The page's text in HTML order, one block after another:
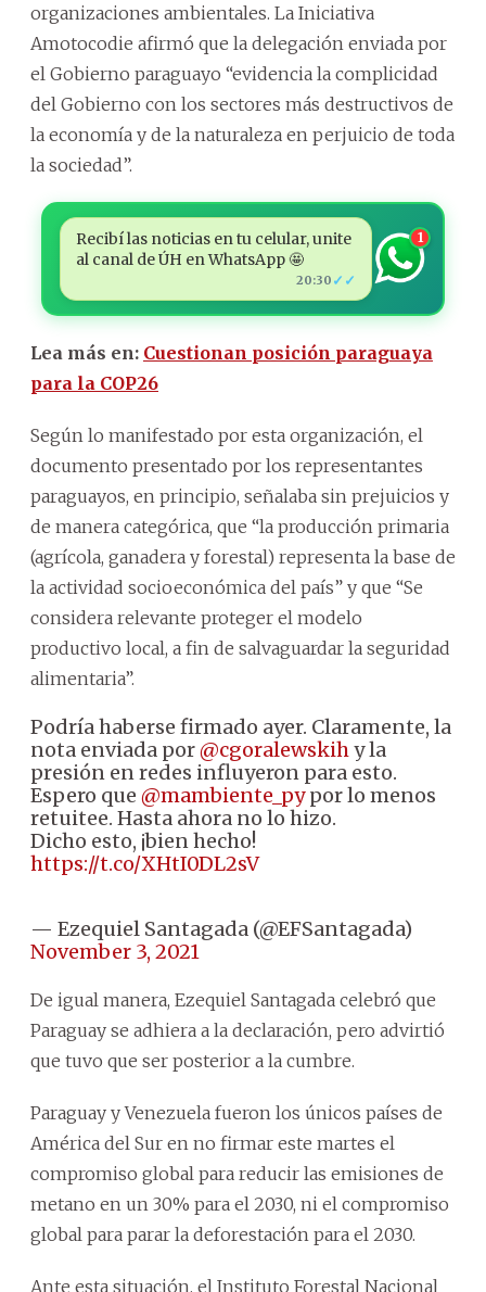
organizaciones ambientales. La Iniciativa
Amotocodie afirmó que la delegación enviada por
el Gobierno paraguayo “evidencia la complicidad
del Gobierno con los sectores más destructivos de
la economía y de la naturaleza en perjuicio de toda
la sociedad”.
Recibí las noticias en tu celular, unite
al canal de ÚH en WhatsApp 🤩
20:30 ✓✓
1
Lea más en: Cuestionan posición paraguaya
para la COP26
Según lo manifestado por esta organización, el
documento presentado por los representantes
paraguayos, en principio, señalaba sin prejuicios y
de manera categórica, que “la producción primaria
(agrícola, ganadera y forestal) representa la base de
la actividad socioeconómica del país” y que “Se
considera relevante proteger el modelo
productivo local, a fin de salvaguardar la seguridad
alimentaria”.
Podría haberse firmado ayer. Claramente, la
nota enviada por@cgoralewskihy la
presión en redes influyeron para esto.
Espero que @mambiente_pypor lo menos
retuitee. Hasta ahora no lo hizo.
Dicho esto, ¡bien hecho!
https://t.co/XHtI0DL2sV
— Ezequiel Santagada (@EFSantagada)
November 3, 2021
De igual manera, Ezequiel Santagada celebró que
Paraguay se adhiera a la declaración, pero advirtió
que tuvo que ser posterior a la cumbre.
Paraguay y Venezuela fueron los únicos países de
América del Sur en no firmar este martes el
compromiso global para reducir las emisiones de
metano en un 30% para el 2030, ni el compromiso
global para parar la deforestación para el 2030.
Ante esta situación, el Instituto Forestal Nacional